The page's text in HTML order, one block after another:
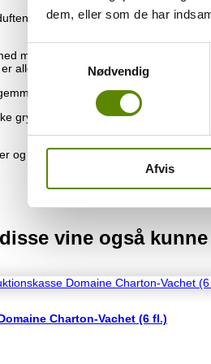
dem, eller som de har
Samtykkevalg
Nødvendig
Afvis
hvor solbær og mørkerøde
masser af frisk ung frugt. Den har
allerede vel undervejs. Syren ligger
men kan nemt nydes
gryderetter.
og velsmagende. De finkornede
vine også
Charton-Vachet (6 fl.)